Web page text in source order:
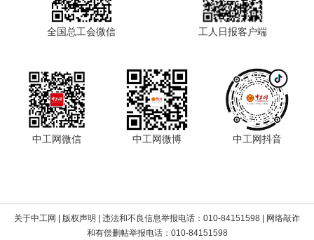
全国总工会微信 工人日报客户端
中工网微信 中工网微博 中工网抖音
关于中工网 版权声明
| 违法和不良信息举报电话：010-84151598 | 网络敲诈
和有偿删帖举报电话：010-84151598